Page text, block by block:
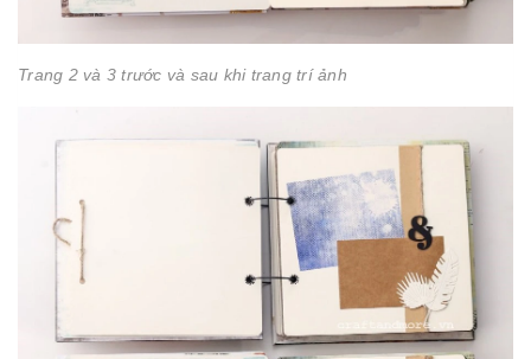
Trang 2 và 3 trước và sau khi trang trí ảnh